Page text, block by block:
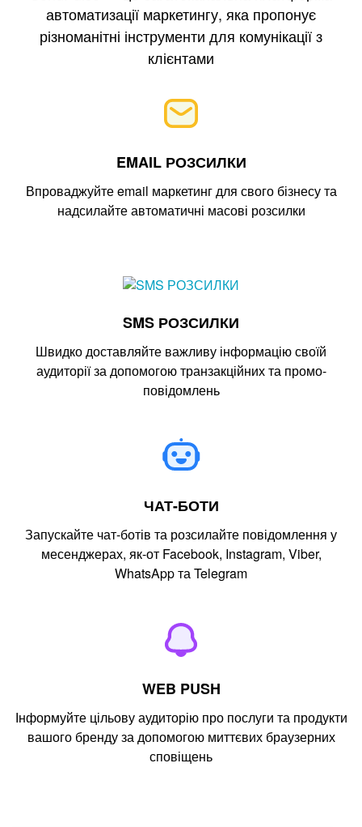
автоматизації маркетингу, яка пропонує
різноманітні інструменти для комунікації з
клієнтами
EMAIL РОЗСИЛКИ
Впроваджуйте email маркетинг для свого бізнесу та
надсилайте автоматичні масові розсилки
SMS РОЗСИЛКИ
Швидко доставляйте важливу інформацію своїй
аудиторії за допомогою транзакційних та промо-
повідомлень
ЧАТ-БОТИ
Запускайте чат-ботів та розсилайте повідомлення у
месенджерах, як-от Facebook, Instagram, Viber,
WhatsApp та Telegram
WEB PUSH
Інформуйте цільову аудиторію про послуги та продукти
вашого бренду за допомогою миттєвих браузерних
сповіщень